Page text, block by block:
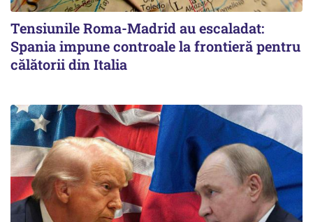
Tensiunile Roma-Madrid au escaladat:
Spania impune controale la frontieră pentru
călătorii din Italia